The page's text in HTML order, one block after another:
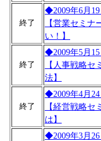
終了
◆2009年6月
【営業セミ
い！】
終了
◆2009年5月
【人事戦略
法】
終了
◆2009年4月
【経営戦略
は】
◆2009年3月